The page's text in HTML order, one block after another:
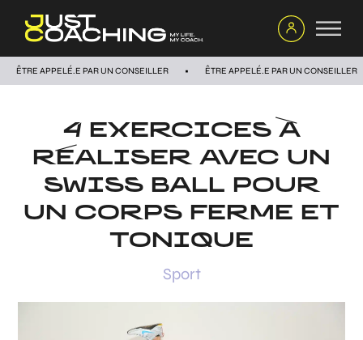
ÊTRE APPELÉ.E PAR UN CONSEILLER ÊTRE APPELÉ.E PAR UN CONSEILLER
4 EXERCICES À
RÉALISER AVEC UN
SWISS BALL POUR
UN CORPS FERME ET
TONIQUE
Sport